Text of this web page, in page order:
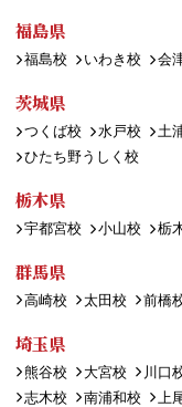
福島県
福島校 いわき校 会
茨城県
つくば校 水戸校 土
ひたち野うしく校
栃木県
宇都宮校 小山校 栃
群馬県
高崎校 太田校 前橋
埼玉県
熊谷校 大宮校 川口
志木校
南浦和校 上